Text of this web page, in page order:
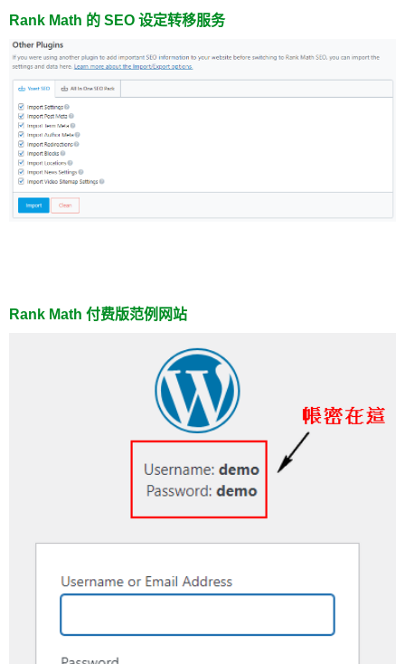
Rank Math 的 SEO 设定转移服务
Rank Math 付费版范例网站